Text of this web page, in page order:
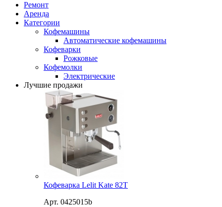
Ремонт
Аренда
Категории
Кофемашины
Автоматические кофемашины
Кофеварки
Рожковые
Кофемолки
Электрические
Лучшие продажи
Кофеварка Lelit Kate 82T
Арт. 0425015b